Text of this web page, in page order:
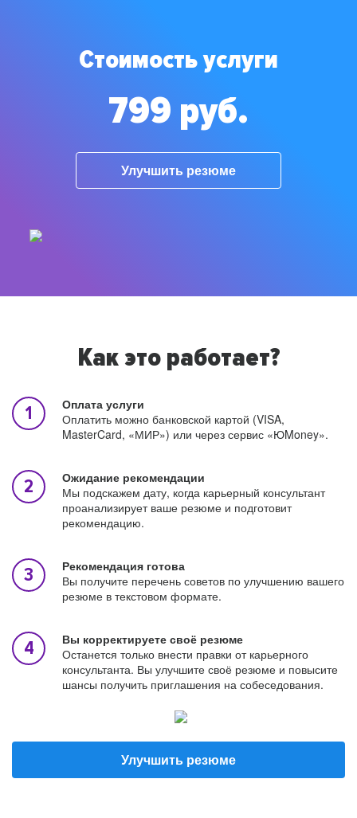
Стоимость услуги
799 руб.
Улучшить резюме
Как это работает?
Оплата услуги
Оплатить можно банковской картой (VISA,
MasterCard, «МИР») или через сервис «ЮMoney».
Ожидание рекомендации
Мы подскажем дату, когда карьерный консультант
проанализирует ваше резюме и подготовит
рекомендацию.
Рекомендация готова
Вы получите перечень советов по улучшению вашего
резюме в текстовом формате.
Вы корректируете своё резюме
Останется только внести правки от карьерного
консультанта. Вы улучшите своё резюме и повысите
шансы получить приглашения на собеседования.
Улучшить резюме